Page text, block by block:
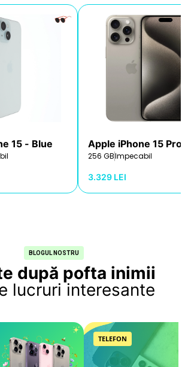
15 - Blue Apple iPhone 15 Pro
256 GBImpecabil
3.329 LEI
BLOGUL NOSTRU
după pofta inimii
lucruri interesante
TELEFON